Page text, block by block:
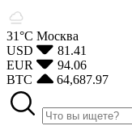
31°С Москва
USD
81.41
EUR
94.06
BTC
64,687.97